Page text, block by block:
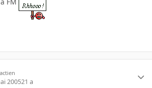
FM
200521 a